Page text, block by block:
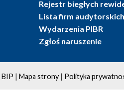
Rejestr biegłych
Lista firm audytorskich
Wydarzenia PIBR
Zgłoś naruszenie
BIP | Mapa strony| Polityka